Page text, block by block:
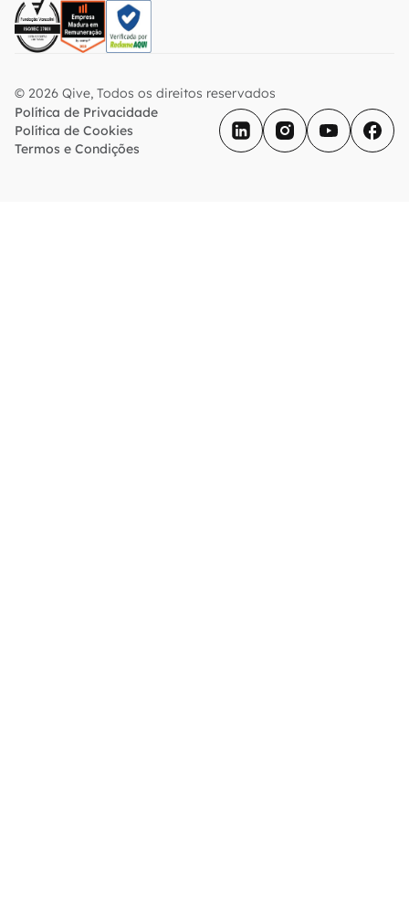
© 2026 Qive, Todos os direitos reservados
Política de Privacidade
Política de Cookies
Termos e Condições